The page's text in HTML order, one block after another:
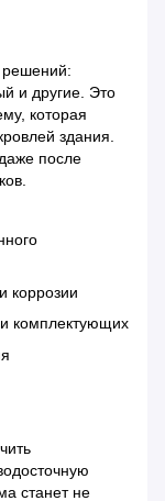
решений:
и другие. Это
которая
здания.
после
коррозии
комплектующих
станет не